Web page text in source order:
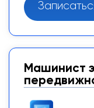
Машинист